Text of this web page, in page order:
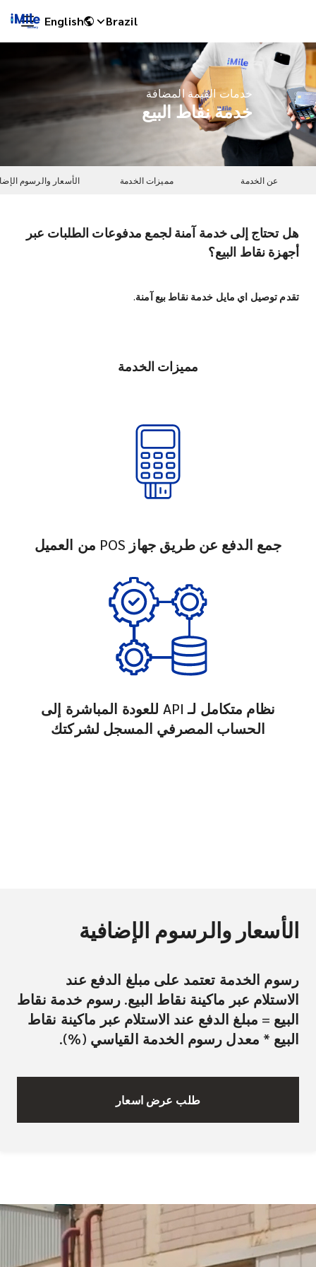
Brazil
English
خدمات القيمة المضافة
خدمة نقاط البيع
عن الخدمة مميزات الخدمة الأسعار والرسوم
هل تحتاج إلى خدمة آمنة لجمع مدفوعات الطلبات عبر
أجهزة نقاط البيع؟
تقدم توصيل اي مايل خدمة نقاط بيع آمنة.
مميزات الخدمة
جمع الدفع عن طريق جهاز POS من العميل
نظام متكامل لـ API للعودة المباشرة إلى
الحساب المصرفي المسجل لشركتك
الأسعار والرسوم الإضافية
رسوم الخدمة تعتمد على مبلغ الدفع عند
الاستلام عبر ماكينة نقاط البيع. رسوم خدمة نقاط
البيع = مبلغ الدفع عند الاستلام عبر ماكينة نقاط
البيع * معدل رسوم الخدمة القياسي (%).
طلب عرض اسعار
iMile Chat